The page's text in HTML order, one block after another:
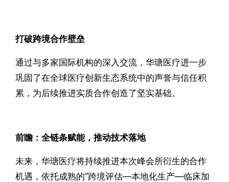
打破跨境合作壁垒
通过与多家国际机构的深入交流， 华瑭医疗进一步
巩固了在全球医疗创新生态系统中的声誉与信任积
累，为后续推进实质合作创造了坚实基础。
前瞻：全链条赋能，推动技术落地
未来， 华瑭医疗将持续推进本次峰会所衍生的合作
机遇，依托成熟的“跨境评估—本地化生产—临床加